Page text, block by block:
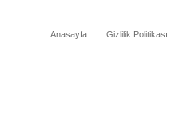
Anasayfa Gizlilik Politikası